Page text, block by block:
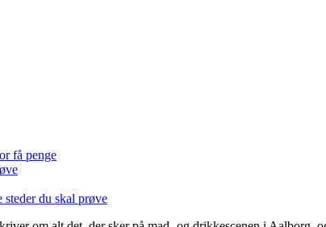
få penge
du skal prøve